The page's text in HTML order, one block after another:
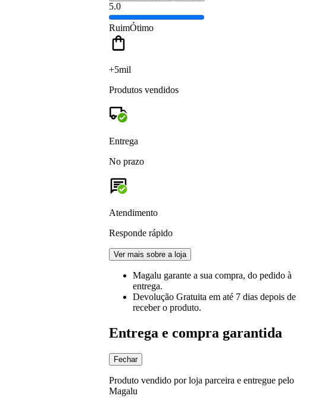
5.0
RuimÓtimo
+5mil
Produtos vendidos
Entrega
No prazo
Atendimento
Responde rápido
Ver mais sobre a loja
Magalu garante a sua compra, do pedido à
entrega.
Devolução Gratuita em até 7 dias depois de
receber o produto.
Entrega e compra garantida
Fechar
Produto vendido por loja parceira e entregue pelo
Magalu